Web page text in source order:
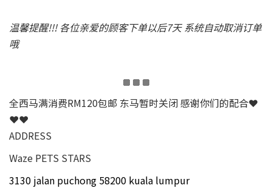
温馨提醒!!! 各位亲爱的顾客下单以后7天 系统自动取消订单
哦
全西马满消费RM120包邮 东马暂时关闭 感谢你们的配合❤
❤❤
ADDRESS
Waze PETS STARS
3130 jalan puchong 58200 kuala lumpur